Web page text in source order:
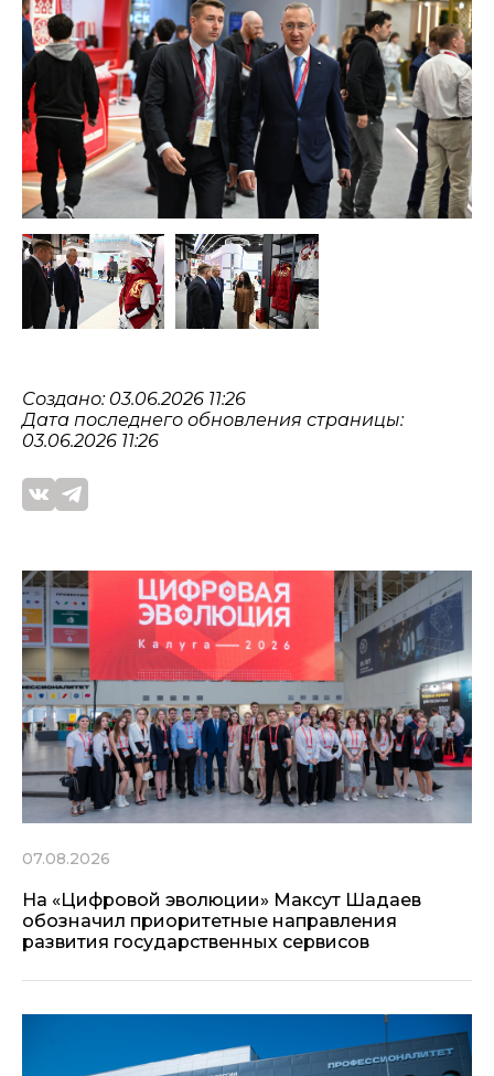
Создано: 03.06.2026 11:26
Дата последнего обновления страницы:
03.06.2026 11:26
07.08.2026
На «Цифровой эволюции» Максут Шадаев
обозначил приоритетные направления
развития государственных сервисов